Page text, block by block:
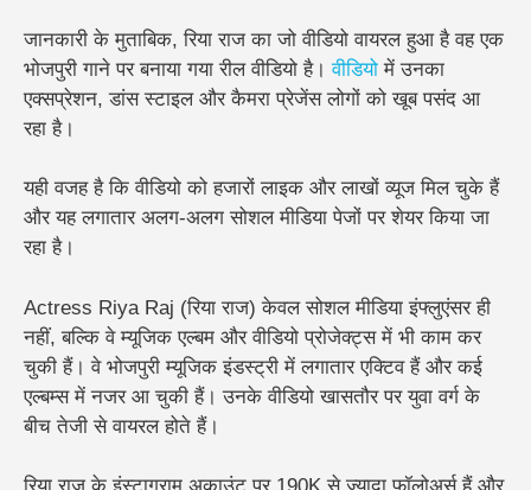
जानकारी के मुताबिक, रिया राज का जो वीडियो वायरल हुआ है वह एक
भोजपुरी गाने पर बनाया गया रील वीडियो है।वीडियो में उनका
एक्सप्रेशन, डांस स्टाइल और कैमरा प्रेजेंस लोगों को खूब पसंद आ
रहा है।
यही वजह है कि वीडियो को हजारों लाइक और लाखों व्यूज मिल चुके हैं
और यह लगातार अलग-अलग सोशल मीडिया पेजों पर शेयर किया जा
रहा है।
Actress Riya Raj (रिया राज) केवल सोशल मीडिया इंफ्लुएंसर ही
नहीं, बल्कि वे म्यूजिक एल्बम और वीडियो प्रोजेक्ट्स में भी काम कर
चुकी हैं। वे भोजपुरी म्यूजिक इंडस्ट्री में लगातार एक्टिव हैं और कई
एल्बम्स में नजर आ चुकी हैं। उनके वीडियो खासतौर पर युवा वर्ग के
बीच तेजी से वायरल होते हैं।